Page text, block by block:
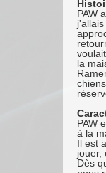
PAW
la
PAW
à la
Il est
jouer,
Dès